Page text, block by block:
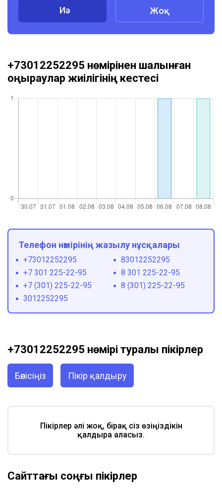
Иә Жоқ
+73012252295 нөмірінен шалынған
қоңыраулар жиілігінің кестесі
Телефон нөмірінің жазылу нұсқалары
+73012252295
83012252295
+7 301 225-22-95
8 301 225-22-95
+7 (301) 225-22-95
8 (301) 225-22-95
3012252295
+73012252295 нөмірі туралы пікірлер
Бөлісіңіз Пікір қалдыру
Пікірлер әлі жоқ, бірақ сіз өзіңіздікін
қалдыра аласыз.
Сайттағы соңғы пікірлер